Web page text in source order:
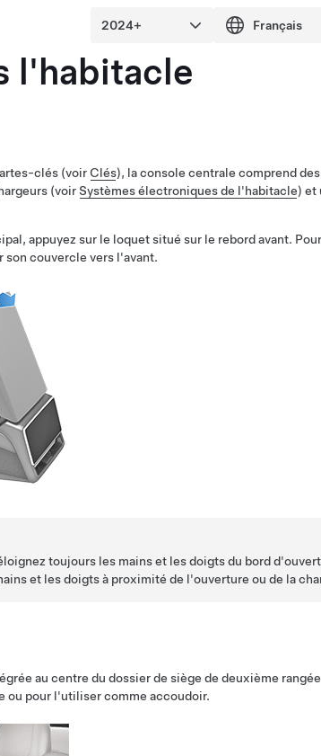
l'habitacle
clés (voir Clés), la console centrale comprend
(voirSystèmes électroniques de l'habitacle) et
appuyez sur le loquet situé sur le rebord avant.
son couvercle vers l'avant.
toujours les mains et les doigts du bord
et les doigts à proximité de l'ouverture ou de la
au centre du dossier de siège de deuxième
ou pour l'utiliser comme accoudoir.